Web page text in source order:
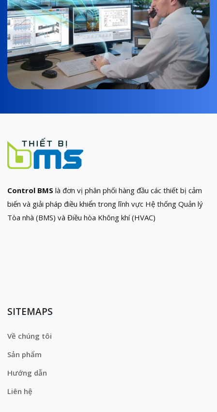
Control BMS là đơn vị phân phối hàng đầu các thiết bị cảm
biến và giải pháp điều khiển trong lĩnh vực Hệ thống Quản lý
Tòa nhà (BMS) và Điều hòa Không khí (HVAC)
SITEMAPS
Về chúng tôi
Sản phẩm
Hướng dẫn
Liên hệ